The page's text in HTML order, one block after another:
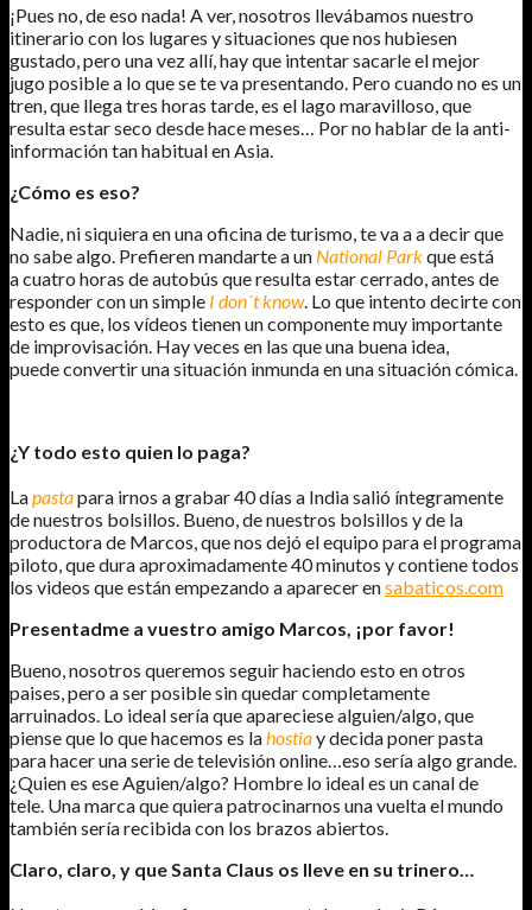
¡Pues no, de eso nada! A ver, nosotros llevábamos nuestro
itinerario con los lugares y situaciones que nos hubiesen
gustado, pero una vez allí, hay que intentar sacarle el mejor
jugo posible a lo que se te va presentando. Pero cuando no es un
tren, que llega tres horas tarde, es el lago maravilloso, que
resulta estar seco desde hace meses… Por no hablar de la anti-
información tan habitual en Asia.
¿Cómo es eso?
Nadie, ni siquiera en una oficina de turismo, te va a a decir que
no sabe algo. Prefieren mandarte a un National Parkque está
a cuatro horas de autobús que resulta estar cerrado, antes de
responder con un simple I don´t know. Lo que intento decirte con
esto es que, los vídeos tienen un componente muy importante
de improvisación. Hay veces en las que una buena idea,
puede convertir una situación inmunda en una situación cómica.
¿Y todo esto quien lo paga?
Lapastapara irnos a grabar 40 días a India salió íntegramente
de nuestros bolsillos. Bueno, de nuestros bolsillos y de la
productora de Marcos, que nos dejó el equipo para el programa
piloto, que dura aproximadamente 40 minutos y contiene todos
los videos que están empezando a aparecer ensabaticos.com
Presentadme a vuestro amigo Marcos, ¡por favor!
Bueno, nosotros queremos seguir haciendo esto en otros
paises, pero a ser posible sin quedar completamente
arruinados. Lo ideal sería que apareciese alguien/algo, que
piense que lo que hacemos es lahostiay decida poner pasta
para hacer una serie de televisión online…eso sería algo grande.
¿Quien es ese Aguien/algo? Hombre lo ideal es un canal de
tele. Una marca que quiera patrocinarnos una vuelta el mundo
también sería recibida con los brazos abiertos.
Claro, claro, y que Santa Claus os lleve en su trinero…